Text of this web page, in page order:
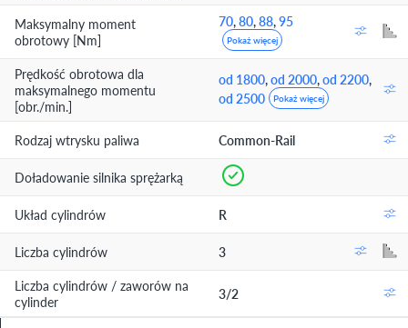
Maksymalny moment
obrotowy [Nm]
70,80,88,95
Pokaż więcej
Prędkość obrotowa dla
maksymalnego momentu
[obr./min.]
od 1800,od 2000,od 2200,
od 2500
Pokaż więcej
Rodzaj wtrysku paliwa Common-Rail
Doładowanie silnika sprężarką
Układ cylindrów R
Liczba cylindrów
3
Liczba cylindrów / zaworów na
cylinder
3/2